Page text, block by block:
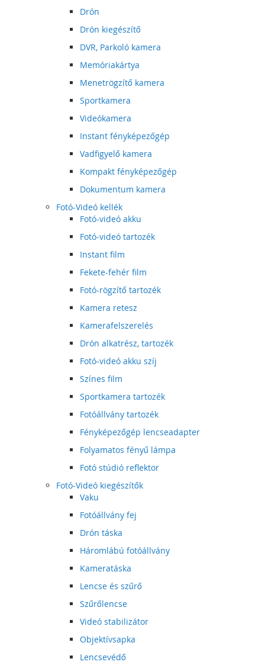
Drón
Drón kiegészítő
DVR, Parkoló kamera
Memóriakártya
Menetrögzítő kamera
Sportkamera
Videókamera
Instant fényképezőgép
Vadfigyelő kamera
Kompakt fényképezőgép
Dokumentum kamera
Fotó-Videó kellék
Fotó-videó akku
Fotó-videó tartozék
Instant film
Fekete-fehér film
Fotó-rögzítő tartozék
Kamera retesz
Kamerafelszerelés
Drón alkatrész, tartozék
Fotó-videó akku szíj
Színes film
Sportkamera tartozék
Fotóállvány tartozék
Fényképezőgép lencseadapter
Folyamatos fényű lámpa
Fotó stúdió reflektor
Fotó-Videó kiegészítők
Vaku
Fotóállvány fej
Drón táska
Háromlábú fotóállvány
Kameratáska
Lencse és szűrő
Szűrőlencse
Videó stabilizátor
Objektívsapka
Lencsevédő